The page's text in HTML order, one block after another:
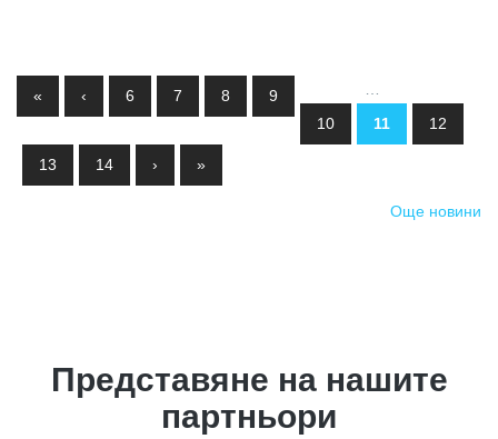
Pages
« ‹ …
6 7 8
9
10
11 12
13 14 › »
Още новини
Представяне на нашите
партньори